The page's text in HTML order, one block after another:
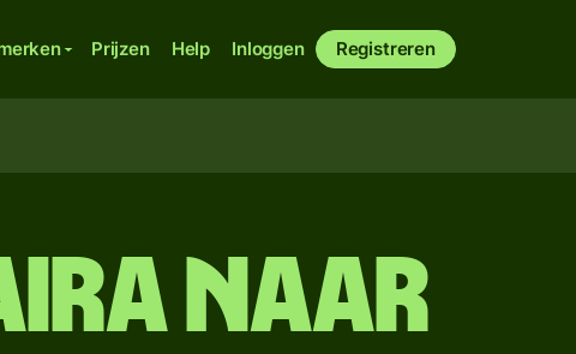
Prijzen Help Inloggen Registreren
naar